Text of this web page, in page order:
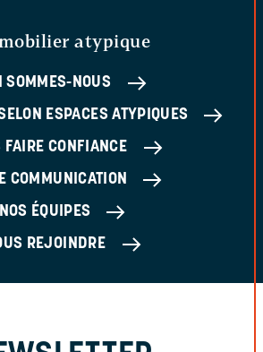
atypique
SOMMES-NOUS
ESPACES ATYPIQUES
FAIRE CONFIANCE
COMMUNICATION
NOS ÉQUIPES
REJOINDRE